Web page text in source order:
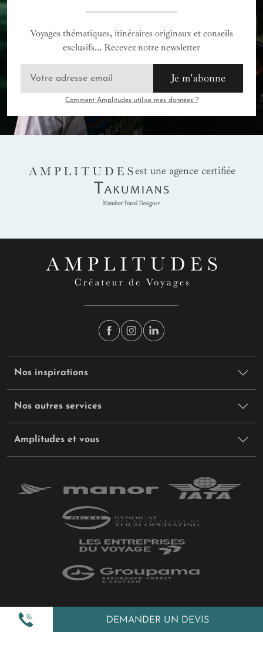
DEMANDER UN DEVIS
Voyages thématiques, itinéraires originaux et conseils
exclusifs... Recevez notre newsletter
Je m'abonne
Comment Amplitudes utilise mes données ?
AMPLITUDES
est une agence certifiée
Takumians
Nos inspirations
Nos autres services
Amplitudes et vous
Plan du site
Politique de confidentialité